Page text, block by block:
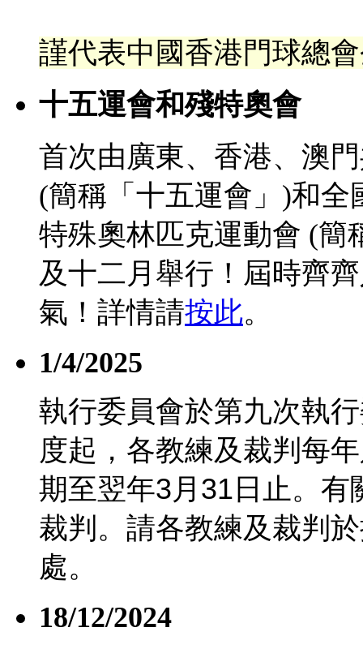
謹代表中國香港門球總
十五運會和殘特奧會
首次由廣東、香港、澳
(簡稱「十五運會」)和
特殊奧林匹克運動會 (簡
及十二月舉行！屆時齊
氣！詳情請按此。
1/4/2025
執行委員會於第九次執
度起，各教練及裁判每
期至翌年3月 31 日止。
裁判。請各教練及裁判
處。
18/12/2024